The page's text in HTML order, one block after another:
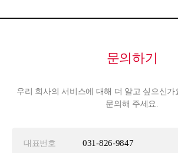
문의하기
우리 회사의 서비스에 대해 더 알고 싶으신가
문의해 주세요.
대표번호 031-826-9847